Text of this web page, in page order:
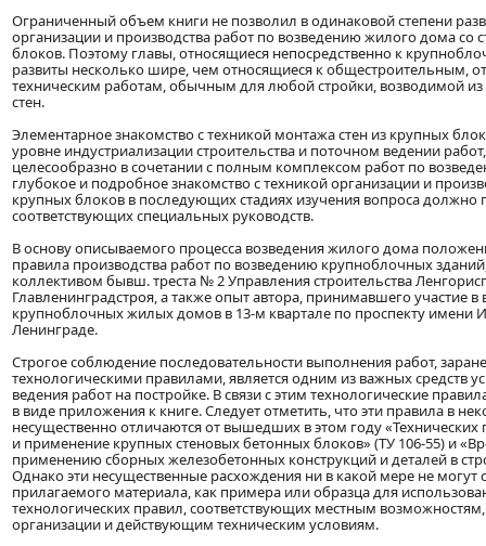
Ограниченный объем книги не позволил в одинаковой степени
организации и производства работ по возведению жилого дома со
блоков. Поэтому главы, относящиеся непосредственно к
развиты несколько шире, чем относящиеся к общестроительным,
техническим работам, обычным для любой стройки, возводимой
стен.
Элементарное знакомство с техникой монтажа стен из крупных
уровне индустриализации строительства и поточном ведении
целесообразно в сочетании с полным комплексом работ по
глубокое и подробное знакомство с техникой организации и
крупных блоков в последующих стадиях изучения вопроса должно
соответствующих специальных руководств.
В основу описываемого процесса возведения жилого дома
правила производства работ по возведению крупноблочных
коллективом бывш. треста № 2 Управления строительства
Главленинградстроя, а также опыт автора, принимавшего участие в
крупноблочных жилых домов в 13-м квартале по проспекту имени
Ленинграде.
Строгое соблюдение последовательности выполнения работ,
технологическими правилами, является одним из важных средств
ведения работ на постройке. В связи с этим технологические
в виде приложения к книге. Следует отметить, что эти правила в
несущественно отличаются от вышедших в этом году «Технических
и применение крупных стеновых бетонных блоков» (ТУ 106-55) и
применению сборных железобетонных конструкций и деталей в
Однако эти несущественные расхождения ни в какой мере не могут
прилагаемого материала, как примера или образца для
технологических правил, соответствующих местным
организации и действующим техническим условиям.